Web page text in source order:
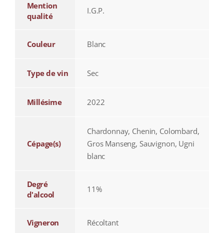
Mention
qualité
I.G.P.
Couleur Blanc
Type de vin Sec
Millésime 2022
Cépage(s)
Chardonnay, Chenin, Colombard,
Gros Manseng, Sauvignon, Ugni
blanc
Degré
d'alcool
11%
Vigneron Récoltant